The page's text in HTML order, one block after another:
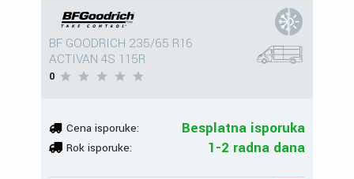
BF GOODRICH 235/65 R16
ACTIVAN 4S 115R
0
Cena isporuke: Besplatna isporuka
Rok isporuke: 1-2 radna dana